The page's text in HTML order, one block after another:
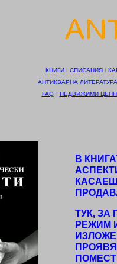
КНИГИ І СПИСАНИЯ І
АНТИКВАРНА ЛИТЕРАТУРА
FAQ І НЕДВИЖИМИ
В
ТУК,
РЕЖИМ